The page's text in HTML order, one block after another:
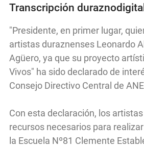
Transcripción duraznodigital
"Presidente, en primer lugar,
artistas duraznenses Leonardo
Agüero, ya que su proyecto
Vivos" ha sido declarado de
Consejo Directivo Central de
Con esta declaración, los
recursos necesarios para
la Escuela Nº81 Clemente